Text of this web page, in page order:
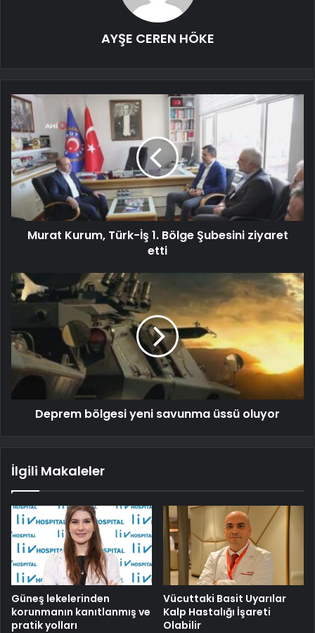
AYŞE CEREN HÖKE
Murat Kurum, Türk-İş 1. Bölge Şubesini ziyaret
etti
Deprem bölgesi yeni savunma üssü oluyor
İlgili Makaleler
Güneş lekelerinden
korunmanın kanıtlanmış ve
pratik yolları
Vücuttaki Basit Uyarılar
Kalp Hastalığı İşareti
Olabilir